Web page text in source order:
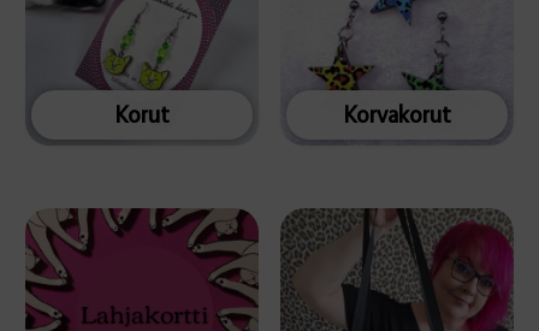
Korut Korvakorut